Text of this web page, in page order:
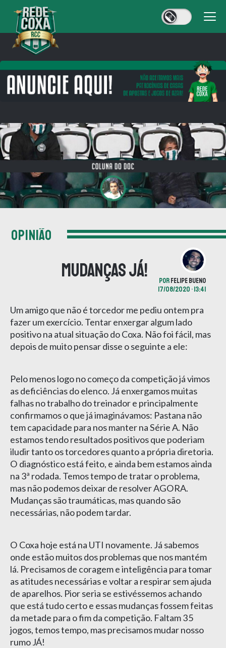
OPINIÃO
Mudanças já! PORFELIPE BUENO
17/08/2020 • 13:41
Um amigo que não é torcedor me pediu ontem pra
fazer um exercício. Tentar enxergar algum lado
positivo na atual situação do Coxa. Não foi fácil, mas
depois de muito pensar disse o seguinte a ele:
Pelo menos logo no começo da competição já vimos
as deficiências do elenco. Já enxergamos muitas
falhas no trabalho do treinador e principalmente
confirmamos o que já imaginávamos: Pastana não
tem capacidade para nos manter na Série A. Não
estamos tendo resultados positivos que poderiam
iludir tanto os torcedores quanto a própria diretoria.
O diagnóstico está feito, e ainda bem estamos ainda
na 3ª rodada. Temos tempo de tratar o problema,
mas não podemos deixar de resolver AGORA.
Mudanças são traumáticas, mas quando são
necessárias, não podem tardar.
O Coxa hoje está na UTI novamente. Já sabemos
onde estão muitos dos problemas que nos mantém
lá. Precisamos de coragem e inteligência para tomar
as atitudes necessárias e voltar a respirar sem ajuda
de aparelhos. Pior seria se estivéssemos achando
que está tudo certo e essas mudanças fossem feitas
da metade para o fim da competição. Faltam 35
jogos, temos tempo, mas precisamos mudar nosso
rumo JÁ!